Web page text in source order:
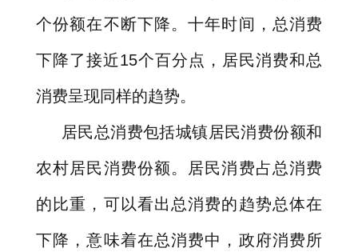
个份额在不断下降。十年时间，总消费
下降了接近15个百分点，居民消费和总
消费呈现同样的趋势。
居民总消费包括城镇居民消费份额和
农村居民消费份额。居民消费占总消费
的比重，可以看出总消费的趋势总体在
下降，意味着在总消费中，政府消费所